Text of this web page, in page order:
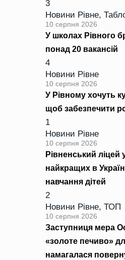
3
Новини Рівне,
10 серпня 2026
У школах Рівного
понад 20 вакансій
4
Новини Рівне
10 серпня 2026
У Рівному хочуть
щоб забезпечити
1
Новини Рівне
10 серпня 2026
Рівненський ліцей
найкращих в
навчання дітей
2
Новини Рівне, ТОП
10 серпня 2026
Заступниця мера
«золоте печиво»
намагалася